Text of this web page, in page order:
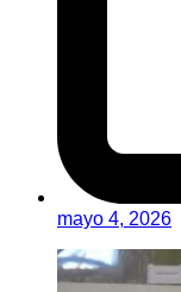
mayo 4, 2026